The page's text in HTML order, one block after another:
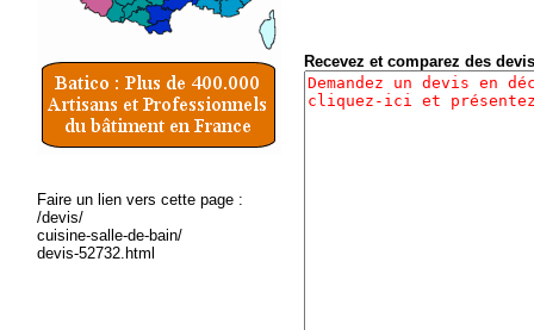
Faire un lien vers cette page :
/devis/
cuisine-salle-de-bain/
devis-52732.html
Recevez et comparez des